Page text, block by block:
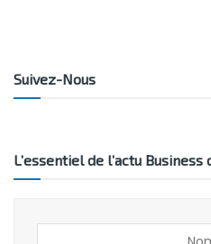
Suivez-Nous
L’essentiel de l’actu